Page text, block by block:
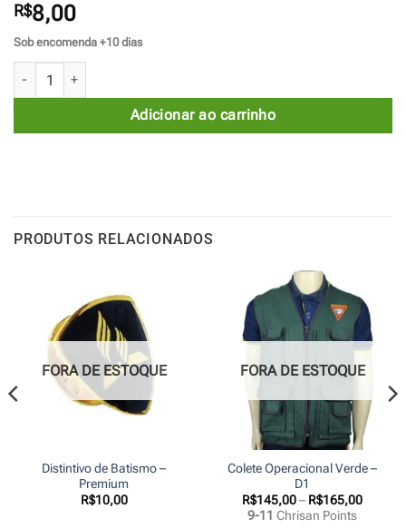
R$8,00
Sob encomenda +10 dias
Tira de Campo APaC - DBV quantidade
Adicionar ao carrinho
PRODUTOS RELACIONADOS
FORA DE ESTOQUE
Distintivo de Batismo –
Premium
R$10,00
FORA DE ESTOQUE
Colete Operacional Verde –
D1
R$145,00– R$165,00Faixa
9-11 Chrisan Points